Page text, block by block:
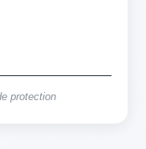
protection